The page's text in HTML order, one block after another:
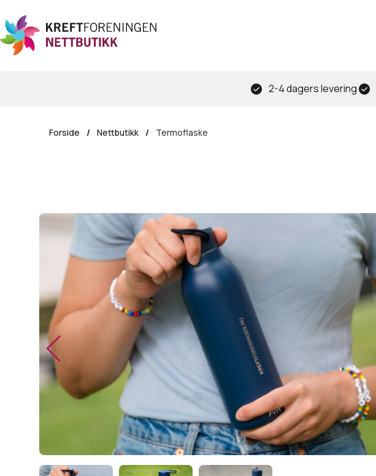
til
hovedinnhold
2-4 dagers levering
Forside / Nettbutikk / Termoflaske